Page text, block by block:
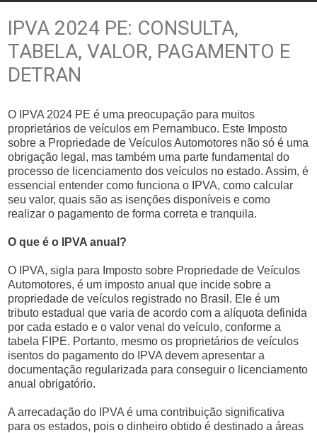
IPVA 2024 PE: CONSULTA,
TABELA, VALOR, PAGAMENTO E
DETRAN
O IPVA 2024 PE é uma preocupação para muitos
proprietários de veículos em Pernambuco. Este Imposto
sobre a Propriedade de Veículos Automotores não só é uma
obrigação legal, mas também uma parte fundamental do
processo de licenciamento dos veículos no estado. Assim, é
essencial entender como funciona o IPVA, como calcular
seu valor, quais são as isenções disponíveis e como
realizar o pagamento de forma correta e tranquila.
O que é o IPVA anual?
O IPVA, sigla para Imposto sobre Propriedade de Veículos
Automotores, é um imposto anual que incide sobre a
propriedade de veículos registrado no Brasil. Ele é um
tributo estadual que varia de acordo com a alíquota definida
por cada estado e o valor venal do veículo, conforme a
tabela FIPE. Portanto, mesmo os proprietários de veículos
isentos do pagamento do IPVA devem apresentar a
documentação regularizada para conseguir o licenciamento
anual obrigatório.
A arrecadação do IPVA é uma contribuição significativa
para os estados, pois o dinheiro obtido é destinado a áreas